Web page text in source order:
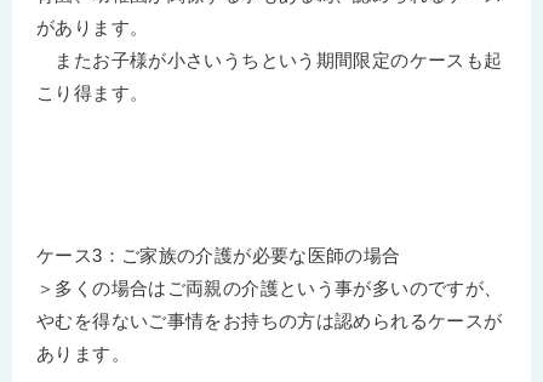
があります。
またお子様が小さいうちという期間限定のケースも起
こり得ます。
ケース3：ご家族の介護が必要な医師の場合
＞多くの場合はご両親の介護という事が多いのですが、
やむを得ないご事情をお持ちの方は認められるケースが
あります。